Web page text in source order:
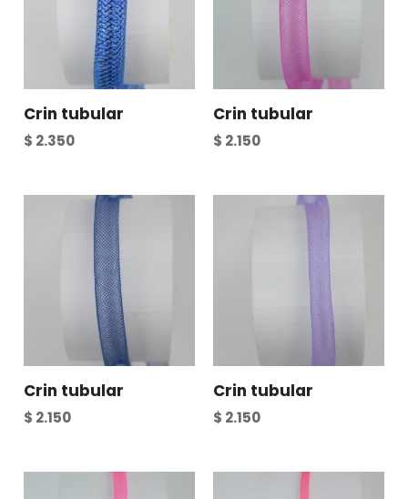
Crin tubular
$ 2.350
Crin tubular
$ 2.150
Crin tubular
$ 2.150
Crin tubular
$ 2.150